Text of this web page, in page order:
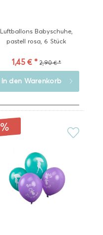
Luftballons Babyschuhe,
pastell rosa, 6 Stück
1,45 € * 2,90 € *
In den Warenkorb